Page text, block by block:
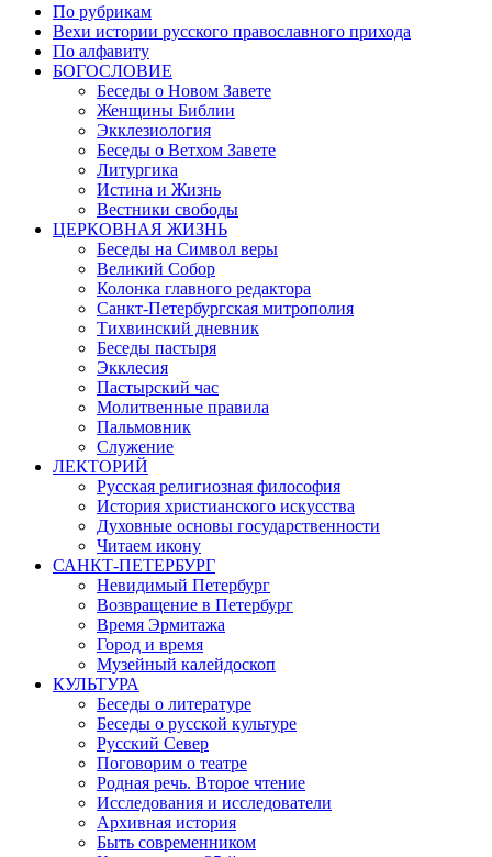
По рубрикам
Вехи истории русского православного прихода
По алфавиту
БОГОСЛОВИЕ
Беседы о Новом Завете
Женщины Библии
Экклезиология
Беседы о Ветхом Завете
Литургика
Истина и Жизнь
Вестники свободы
ЦЕРКОВНАЯ ЖИЗНЬ
Беседы на Символ веры
Великий Собор
Колонка главного редактора
Санкт-Петербургская митрополия
Тихвинский дневник
Беседы пастыря
Экклесия
Пастырский час
Молитвенные правила
Пальмовник
Служение
ЛЕКТОРИЙ
Русская религиозная философия
История христианского искусства
Духовные основы государственности
Читаем икону
САНКТ-ПЕТЕРБУРГ
Невидимый Петербург
Возвращение в Петербург
Время Эрмитажа
Город и время
Музейный калейдоскоп
КУЛЬТУРА
Беседы о литературе
Беседы о русской культуре
Русский Север
Поговорим о театре
Родная речь. Второе чтение
Исследования и исследователи
Архивная история
Быть современником